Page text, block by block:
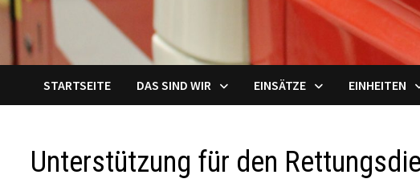
STARTSEITE DAS SIND WIR EINSÄTZE EINHEITEN
Unterstützung für den